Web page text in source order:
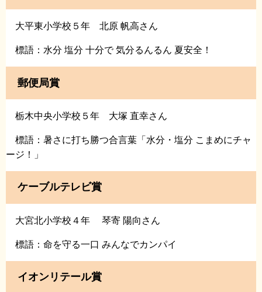
大平東小学校５年 北原 帆高さん
標語：水分 塩分 十分で 気分るんるん 夏安全！
郵便局賞
栃木中央小学校５年 大塚 直幸さん
標語：暑さに打ち勝つ合言葉「水分・塩分 こまめにチャ
ージ！」
ケーブルテレビ賞
大宮北小学校４年 琴寄 陽向さん
標語：命を守る一口 みんなでカンパイ
イオンリテール賞